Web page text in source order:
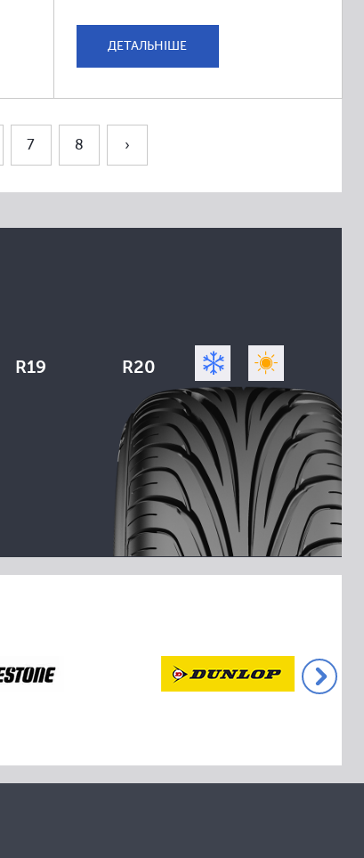
ДЕТАЛЬНІШЕ
7 8 ›
R19 R20